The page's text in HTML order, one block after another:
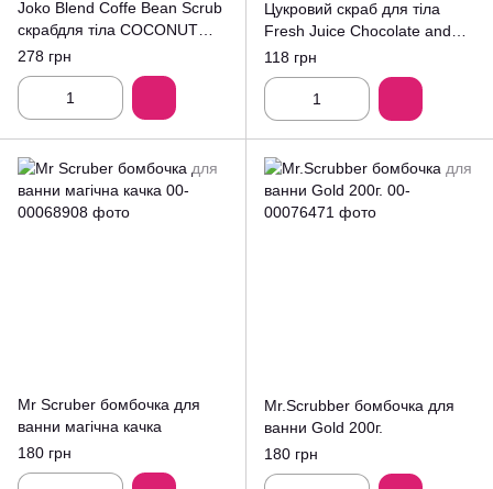
Joko Blend Coffe Bean Scrub
скрабдля тіла COCONUT
200ml.
278 грн
Цукровий скраб для тіла
Fresh Juice Chocolate and
Marzipan 225 мл.
118 грн
Mr Scruber бомбочка для
ванни магічна качка
180 грн
Mr.Scrubber бомбочка для
ванни Gold 200г.
180 грн